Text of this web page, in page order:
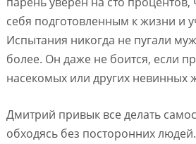
себя подготовленным к жизни и
Испытания никогда не пугали
более. Он даже не боится, если
насекомых или других невинных
Дмитрий привык все делать
обходясь без посторонних